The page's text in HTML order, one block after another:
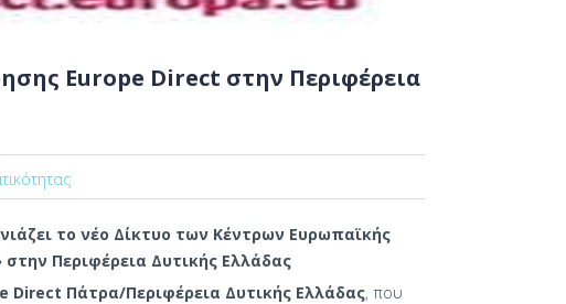
Europe Direct στην Περιφέρεια
το νέο Δίκτυο των Κέντρων Ευρωπαϊκής
στην Περιφέρεια Δυτικής Ελλάδας
Direct Πάτρα/Περιφέρεια Δυτικής Ελλάδας, που